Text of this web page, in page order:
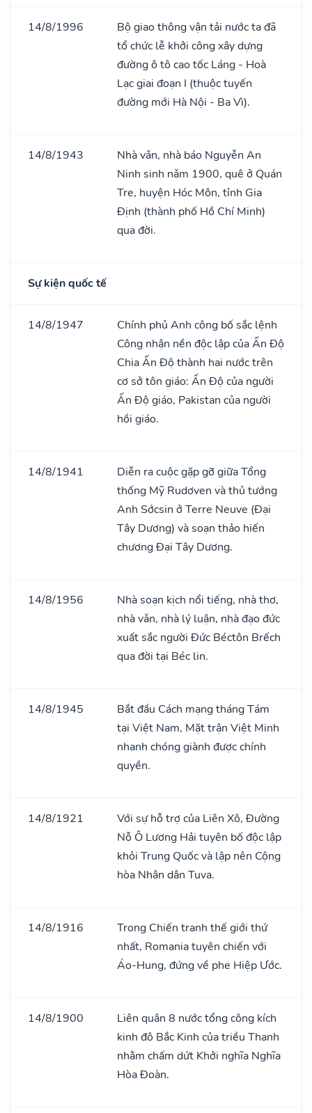
14/8/1996
Bộ giao thông vận tải nước ta đã
tổ chức lễ khởi công xây dựng
đường ô tô cao tốc Láng - Hoà
Lạc giai đoạn I (thuộc tuyến
đường mới Hà Nội - Ba Vì).
14/8/1943
Nhà vǎn, nhà báo Nguyễn An
Ninh sinh nǎm 1900, quê ở Quán
Tre, huyện Hóc Môn, tỉnh Gia
Định (thành phố Hồ Chí Minh)
qua đời.
Sự kiện quốc tế
14/8/1947
Chính phủ Anh công bố sắc lệnh
Công nhận nền độc lập của Ấn Độ
Chia Ấn Độ thành hai nước trên
cơ sở tôn giáo: Ấn Độ của người
Ấn Độ giáo, Pakistan của người
hồi giáo.
14/8/1941
Diễn ra cuộc gặp gỡ giữa Tổng
thống Mỹ Rudơven và thủ tướng
Anh Sớcsin ở Terre Neuve (Đại
Tây Dương) và soạn thảo hiến
chương Đại Tây Dương.
14/8/1956
Nhà soạn kịch nổi tiếng, nhà thơ,
nhà vǎn, nhà lý luận, nhà đạo đức
xuất sắc người Đức Béctôn Brếch
qua đời tại Béc lin.
14/8/1945
Bắt đầu Cách mạng tháng Tám
tại Việt Nam, Mặt trận Việt Minh
nhanh chóng giành được chính
quyền.
14/8/1921
Với sự hỗ trợ của Liên Xô, Đường
Nỗ Ô Lương Hải tuyên bố độc lập
khỏi Trung Quốc và lập nên Cộng
hòa Nhân dân Tuva.
14/8/1916
Trong Chiến tranh thế giới thứ
nhất, Romania tuyên chiến với
Áo-Hung, đứng về phe Hiệp Ước.
14/8/1900
Liên quân 8 nước tổng công kích
kinh đô Bắc Kinh của triều Thanh
nhằm chấm dứt Khởi nghĩa Nghĩa
Hòa Đoàn.